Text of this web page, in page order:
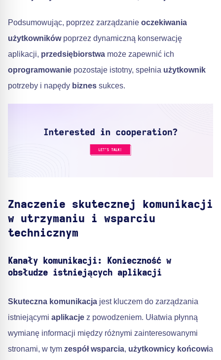
Podsumowując, poprzez zarządzanie oczekiwania
użytkownikówpoprzez dynamiczną konserwację
aplikacji, przedsiębiorstwa może zapewnić ich
oprogramowanie pozostaje istotny, spełnia użytkownik
potrzeby i napędy biznes sukces.
Znaczenie skutecznej komunikacji
w utrzymaniu i wsparciu
technicznym
Kanały komunikacji: Konieczność w
obsłudze istniejących aplikacji
Skuteczna komunikacja jest kluczem do zarządzania
istniejącymi aplikacje z powodzeniem. Ułatwia płynną
wymianę informacji między różnymi zainteresowanymi
stronami, w tym zespół wsparcia, użytkownicy końcowia